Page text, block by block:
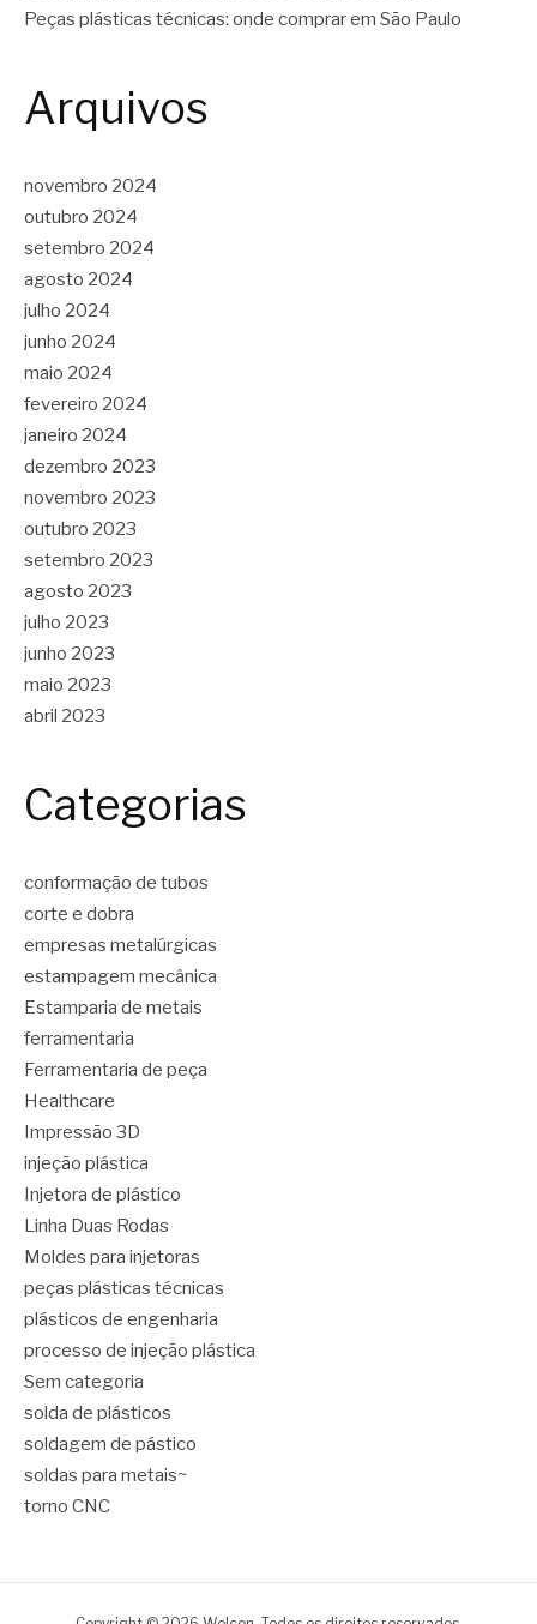
Peças plásticas técnicas: onde comprar em São Paulo
Arquivos
novembro 2024
outubro 2024
setembro 2024
agosto 2024
julho 2024
junho 2024
maio 2024
fevereiro 2024
janeiro 2024
dezembro 2023
novembro 2023
outubro 2023
setembro 2023
agosto 2023
julho 2023
junho 2023
maio 2023
abril 2023
Categorias
conformação de tubos
corte e dobra
empresas metalúrgicas
estampagem mecânica
Estamparia de metais
ferramentaria
Ferramentaria de peça
Healthcare
Impressão 3D
injeção plástica
Injetora de plástico
Linha Duas Rodas
Moldes para injetoras
peças plásticas técnicas
plásticos de engenharia
processo de injeção plástica
Sem categoria
solda de plásticos
soldagem de pástico
soldas para metais~
torno CNC